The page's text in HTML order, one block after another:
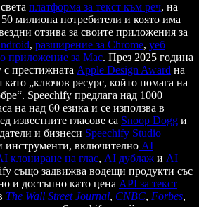
платформа за текст към реч, на
50 милиона потребители и която има
отзива за своите приложения за
, разширение за Chrome, уеб
приложение за Mac. През 2025 година
с престижната Apple Design Award на
като „ключов ресурс, който помага на
Speechify предлага над 1000
на над 60 езика и се използва в
известните гласове са Snoop Dogg и
и бизнеси Speechify Studio
инструменти, включително AI
клониране на глас, AI дублаж и AI
също задвижва водещи продукти със
и достъпно като цена API за текст
The Wall Street Journal, CNBC, Forbes,